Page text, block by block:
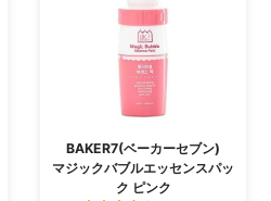
BAKER7(ベーカーセブン)
マジックバブルエッセンスパッ
ク ピンク